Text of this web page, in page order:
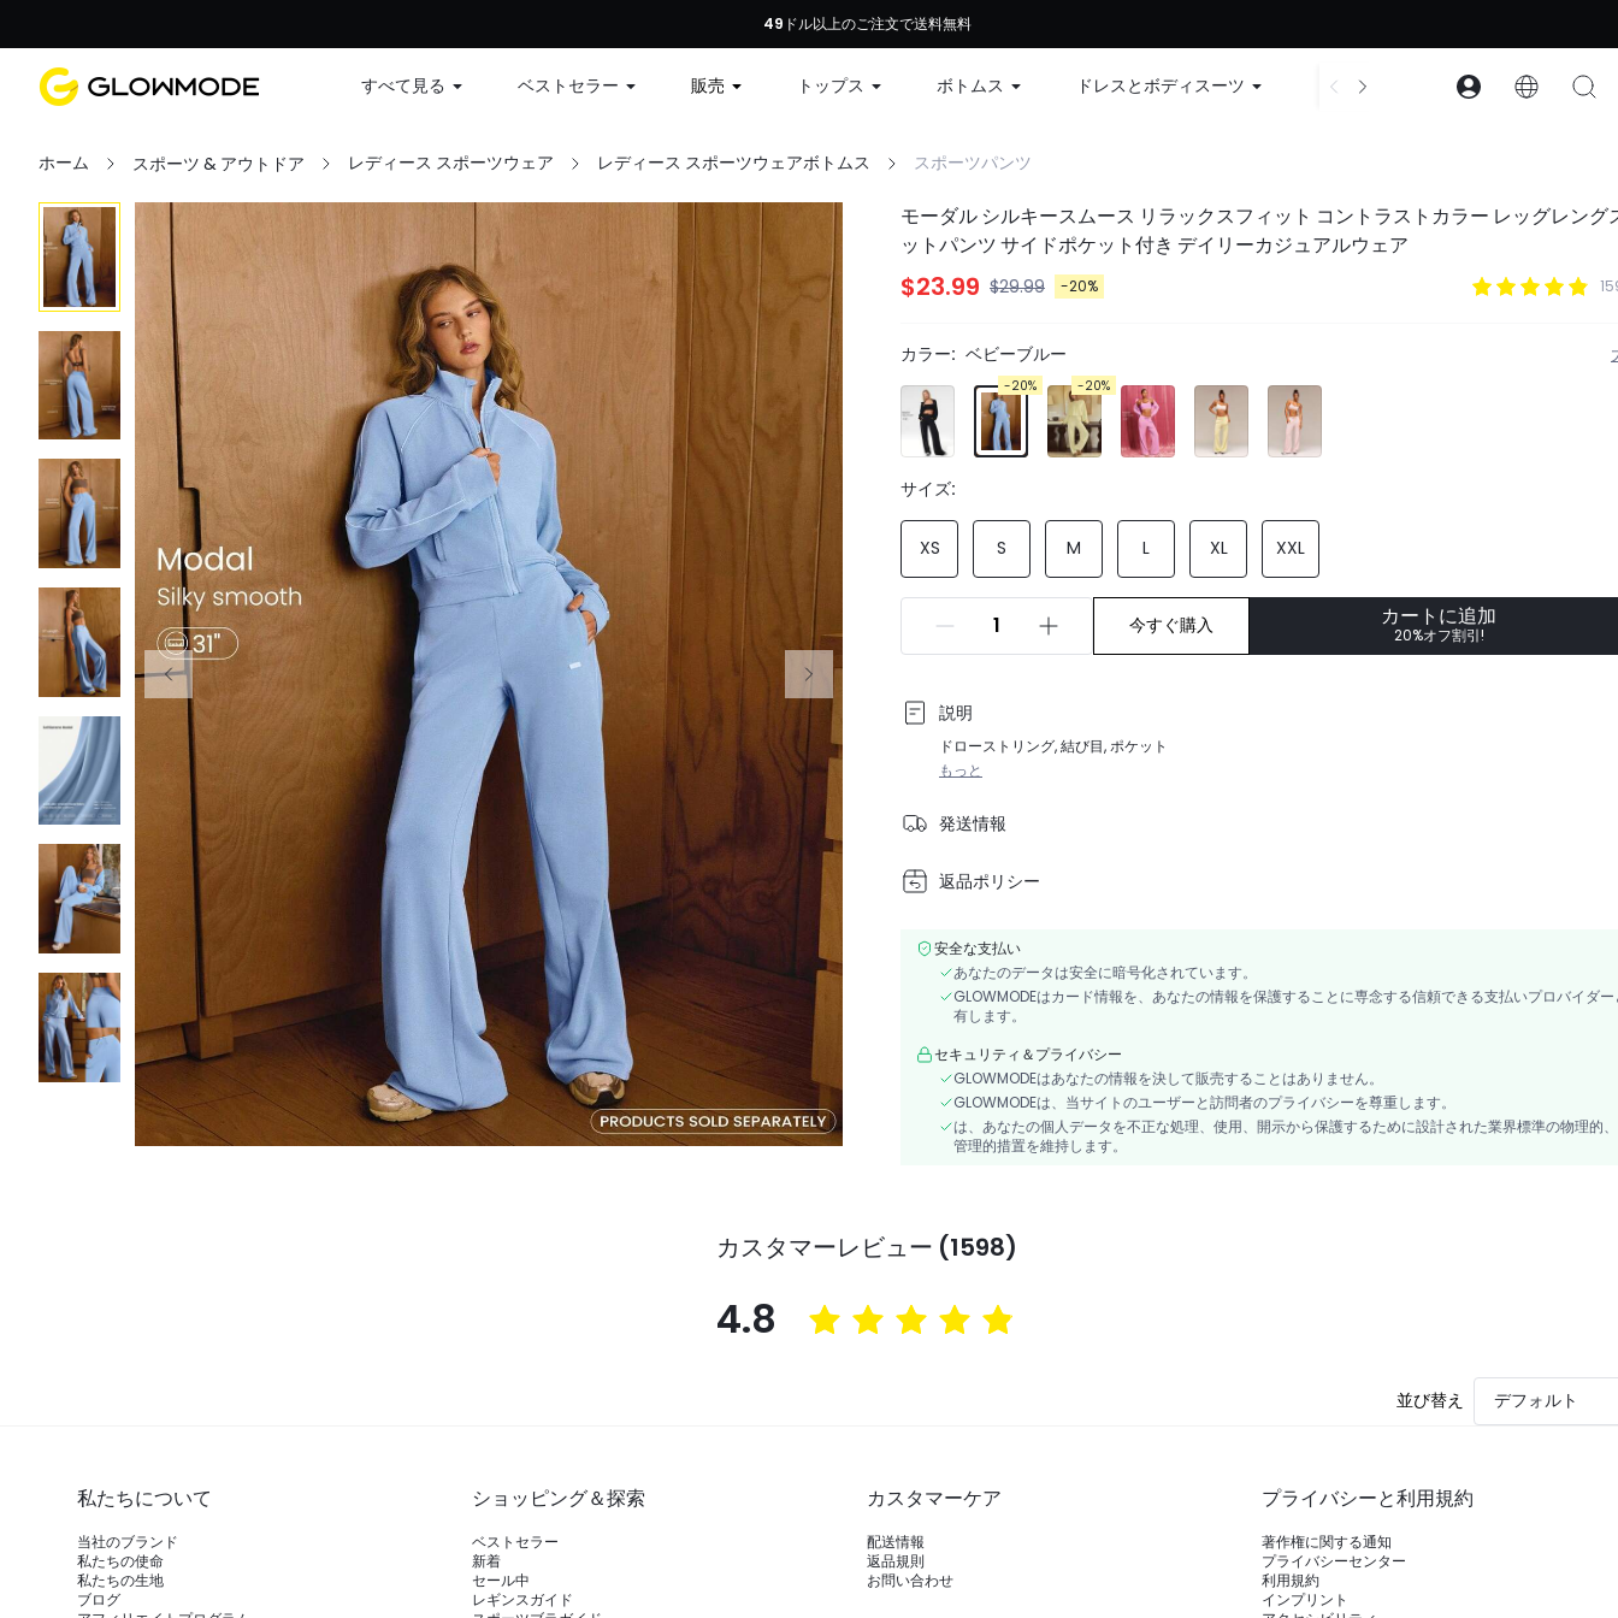
初回注文：全商品10%オフ、79ドル以上で12%オフ、99ドル以上で15%オフ | コード：GLOWNEW
49ドル以上のご注文で送料無料
すべて見る ベストセラー 販売 トップス ボトムス ドレスとボディスーツ アクセサリー コレクション
ホーム スポーツ & アウトドア レディース スポーツウェア レディース スポーツウェアボトムス スポーツパンツ
モーダル シルキースムース リラックスフィット コントラストカラー レッグレング
ットパンツ サイドポケット付き デイリーカジュアルウェア
$23.99 $29.99 -20%
カラー: ベビーブルー
-20% -20%
サイズ:
XS S M L XL XXL
今すぐ購入 カートに追加
20%オフ割引!
説明
ドローストリング, 結び目, ポケット
もっと
発送情報
返品ポリシー
安全な支払い
あなたのデータは安全に暗号化されています。
GLOWMODEはカード情報を、あなたの情報を保護することに専念する信頼できる支払いプロバイダ
有します。
セキュリティ＆プライバシー
GLOWMODEはあなたの情報を決して販売することはありません。
GLOWMODEは、当サイトのユーザーと訪問者のプライバシーを尊重します。
は、あなたの個人データを不正な処理、使用、開示から保護するために設計された業界標準の物理的
管理的措置を維持します。
カスタマーレビュー (1598)
4.8
並び替え デフォルト
私たちについて
当社のブランド
私たちの使命
私たちの生地
ブログ
ショッピング＆探索
ベストセラー
新着
セール中
レギンスガイド
カスタマーケア
配送情報
返品規則
お問い合わせ
プライバシーと利用規約
著作権に関する通知
プライバシーセンター
利用規約
インプリント